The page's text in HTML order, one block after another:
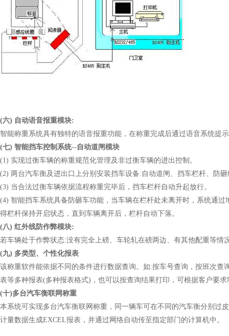
(六) 自动语音报重模块:
智能称重系统具有独特的语音报重功能，在称重完成后通过语音系统提
(七) 智能挡车控制系统--自动道闸模块
(1) 实现过衡车辆的称重规范化管理及非过衡车辆的进出控制。
(2) 两台汽车衡及进出口上分别安装挡车设备:自动道闸、挡车栏杆、防
(3) 当合法过衡车辆依据流程称重完毕后，挡车栏杆自动升起放行。
(4) 智能挡车系统具备防砸车功能，当车辆在栏杆处未离开时，系统通
得栏杆保持开启状态，直到车辆离开后，栏杆自动下落。
(八) 红外线防作弊模块:
若车辆处于作弊状态:没有完全上磅、车轮轧在磅两边、有其他配重等情
(九) 多类型、个性化报表
该称重软件能依据不同的条件进行数据查询。如:按车号查询，按班次
表等多种报表(多种报表格式)，也可以按查询结果打印，可根据客户要
(十)多台汽车衡联网称重
本系统可实现多台汽车衡联网称重，同一辆车可在不同的汽车衡分别过
计量数据生成EXCEL报表，并通过网络自动传至指定部门的计算机中。